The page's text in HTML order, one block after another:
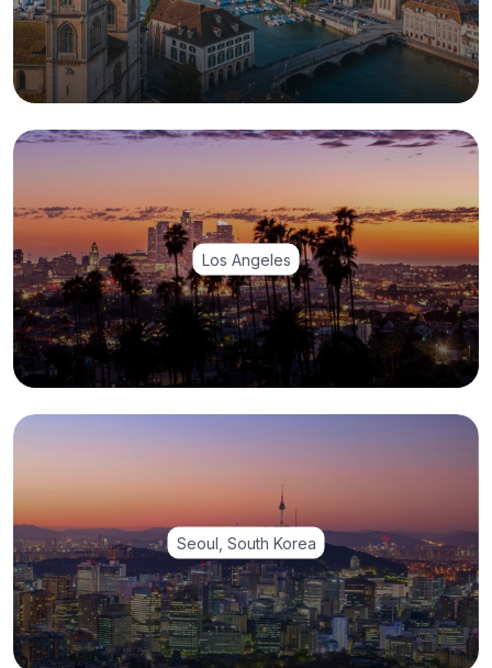
Los Angeles
Seoul, South Korea